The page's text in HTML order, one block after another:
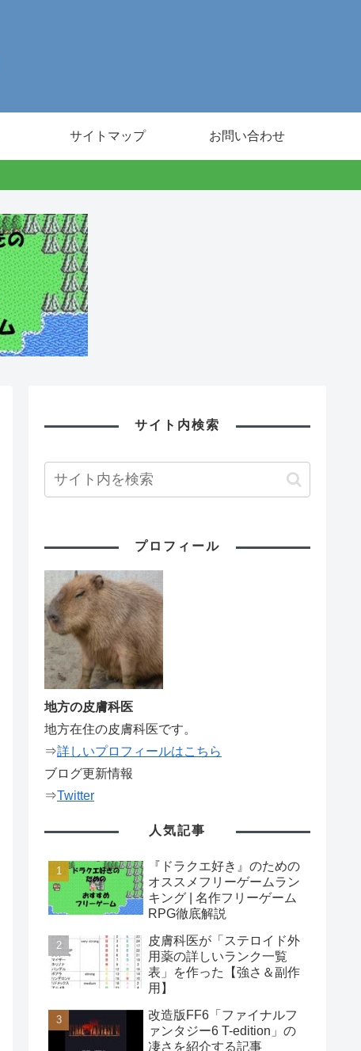
サイトマップ お問い合わせ
サイト内検索
プロフィール
地方の皮膚科医
地方在住の皮膚科医です。
⇒詳しいプロフィールはこちら
ブログ更新情報
⇒Twitter
人気記事
『ドラクエ好き』のための
オススメフリーゲームラン
キング | 名作フリーゲーム
RPG徹底解説
皮膚科医が「ステロイド外
用薬の詳しいランク一覧
表」を作った【強さ＆副作
用】
改造版FF6「ファイナルフ
ァンタジー6 T-edition」の
凄さを紹介する記事